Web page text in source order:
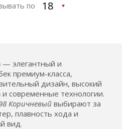
по
— элегантный и
премиум-класса,
дизайн, высокий
современные технологии.
Коричневый выбирают за
плавность хода и
вид.